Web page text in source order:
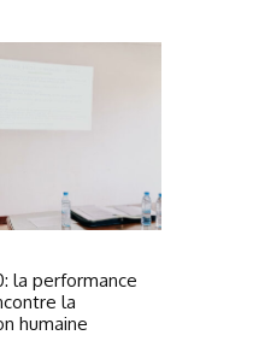
la performance
la
humaine